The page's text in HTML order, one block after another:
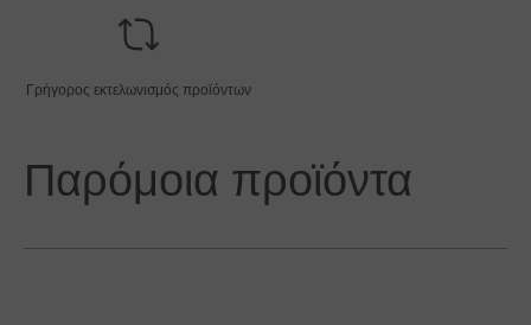
Γρήγορος εκτελωνισμός προϊόντων
Παρόμοια προϊόντα